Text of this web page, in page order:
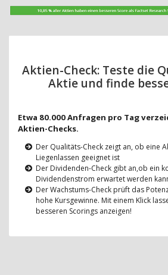
Aktien-Check: Teste die
Aktie und finde
Etwa 80.000 Anfragen pro Tag
Aktien-Checks.
Der Qualitäts-Check zeigt an, ob eine
Liegenlassen geeignet ist
Der Dividenden-Check gibt an,ob ein
Dividendenstrom erwartet werden
Der Wachstums-Check prüft das
hohe Kursgewinne. Mit einem Klick
besseren Scorings anzeigen!